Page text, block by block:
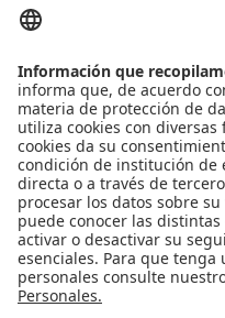
Videojuegos -
especialización en Desarrollo
de 6 Departamentos (Ingeniería
Industrial, Diseño, Administración
torno a la creación de este
Publicado en
Noticias
Etiquetado bajo
EGAMES
Videojuegos
especialización